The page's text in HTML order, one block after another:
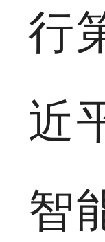
行
近
智